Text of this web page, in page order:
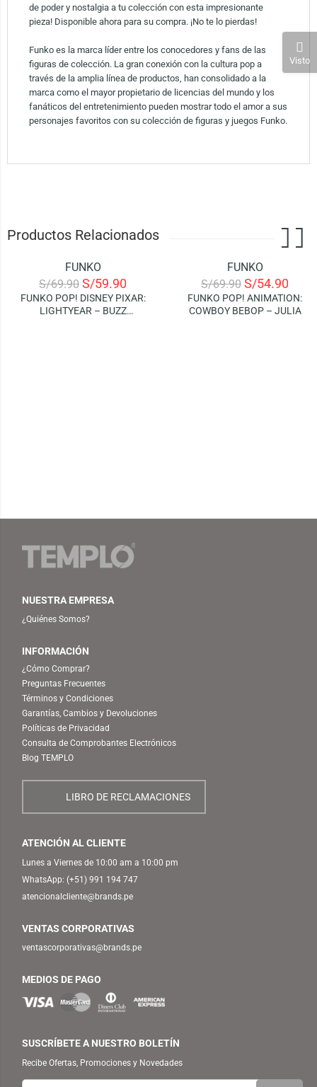
de poder y nostalgia a tu colección con esta impresionante
pieza! Disponible ahora para su compra. ¡No te lo pierdas!
Funko es la marca líder entre los conocedores y fans de las
figuras de colección. La gran conexión con la cultura pop a
través de la amplia línea de productos, han consolidado a la
marca como el mayor propietario de licencias del mundo y los
fanáticos del entretenimiento pueden mostrar todo el amor a sus
personajes favoritos con su colección de figuras y juegos Funko.
Productos Relacionados
FUNKO
S/69.90 S/59.90
FUNKO POP! DISNEY PIXAR:
LIGHTYEAR – BUZZ
FUNKO
S/69.90 S/54.90
FUNKO POP! ANIMATION:
COWBOY BEBOP – JULIA
NUESTRA EMPRESA
¿Quiénes Somos?
INFORMACIÓN
¿Cómo Comprar?
Preguntas Frecuentes
Términos y Condiciones
Garantías, Cambios y Devoluciones
Políticas de Privacidad
Consulta de Comprobantes Electrónicos
Blog TEMPLO
LIBRO DE RECLAMACIONES
ATENCIÓN AL CLIENTE
Lunes a Viernes de 10:00 am a 10:00 pm
WhatsApp: (+51) 991 194 747
atencionalcliente@brands.pe
VENTAS CORPORATIVAS
ventascorporativas@brands.pe
MEDIOS DE PAGO
SUSCRÍBETE A NUESTRO BOLETÍN
Recibe Ofertas, Promociones y Novedades
Visto